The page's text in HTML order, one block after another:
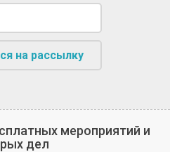
на рассылку
мероприятий и
дел